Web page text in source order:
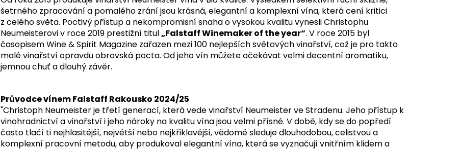
šetrného zpracování a pomalého zrání jsou krásná, elegantní a komplexní vína, která cení kritici
z celého světa. Poctivý přístup a nekompromisní snaha o vysokou kvalitu vynesli Christophu
Neumeisterovi v roce 2019 prestižní titul „Falstaff Winemaker of the year“. V roce 2015 byl
časopisem Wine & Spirit Magazine zařazen mezi 100 nejlepších světových vinařství, což je pro takto
malé vinařství opravdu obrovská pocta. Od jeho vín můžete očekávat velmi decentní aromatiku,
jemnou chuť a dlouhý závěr.
Průvodce vínem Falstaff Rakousko 2024/25
"Christoph Neumeister je třetí generací, která vede vinařství Neumeister ve Stradenu. Jeho přístup k
vinohradnictví a vinařství i jeho nároky na kvalitu vína jsou velmi přísné. V době, kdy se do popředí
často tlačí ti nejhlasitější, největší nebo nejkřiklavější, vědomě sleduje dlouhodobou, celistvou a
komplexní pracovní metodu, aby produkoval elegantní vína, která se vyznačují vnitřním klidem a
310 Kč
360 Kč